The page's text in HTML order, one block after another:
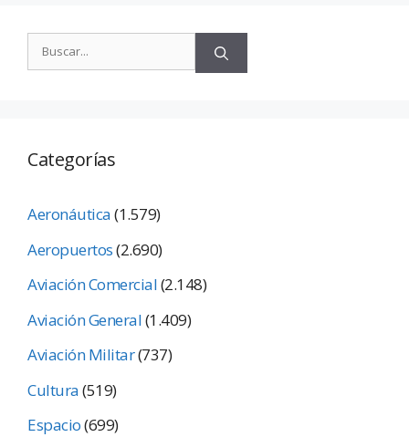
Categorías
Aeronáutica(1.579)
Aeropuertos(2.690)
Aviación Comercial(2.148)
Aviación General(1.409)
Aviación Militar(737)
Cultura(519)
Espacio(699)